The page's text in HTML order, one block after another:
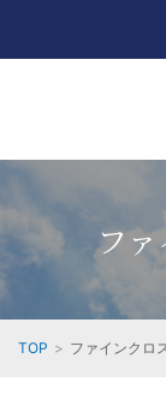
フ
TOP ファインクロ